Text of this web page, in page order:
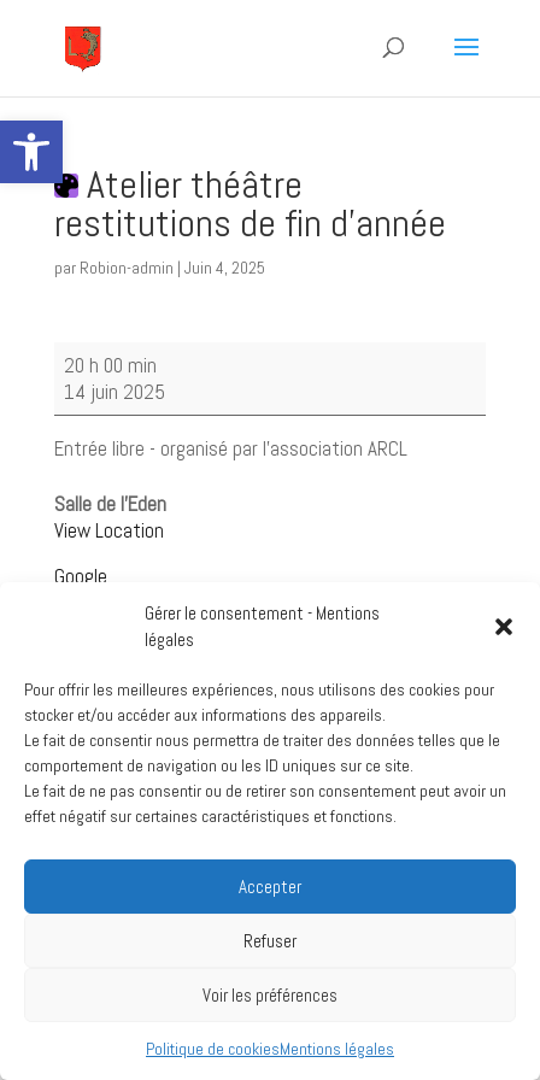
Ouvrir la barre d’outils
Gérer le consentement - Mentions
légales
Pour offrir les meilleures expériences, nous utilisons des cookies pour
stocker et/ou accéder aux informations des appareils.
Le fait de consentir nous permettra de traiter des données telles que le
comportement de navigation ou les ID uniques sur ce site.
Le fait de ne pas consentir ou de retirer son consentement peut avoir un
effet négatif sur certaines caractéristiques et fonctions.
Accepter
Refuser
Voir les préférences
Politique de cookiesMentions légales
Atelier théâtre
restitutions de fin d'année
par Robion-admin | Juin 4, 2025
Atelier
théâtre
restitutions
fin
20 h 00 min
14 juin 2025
Entrée libre - organisé par l'association ARCL
Salle de l'Eden
View Location
Google
Voir le calendrier complet
Archives
mars 2024
juillet 2020
Création :La Vache Noire Sud- 2024